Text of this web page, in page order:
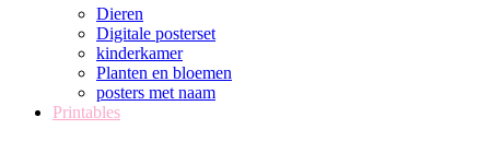
Dieren
Digitale posterset
kinderkamer
Planten en bloemen
posters met naam
Printables